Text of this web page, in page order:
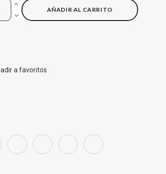
AÑADIR AL CARRITO
a favoritos